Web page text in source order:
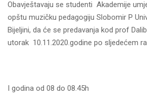
Obavještavaju se studenti Akademije
opštu muzičku pedagogiju Slobomir P
Bijeljini, da će se predavanja kod prof
utorak 10.11.2020.godine po sljedećem
I godina od 08 do 08.45h